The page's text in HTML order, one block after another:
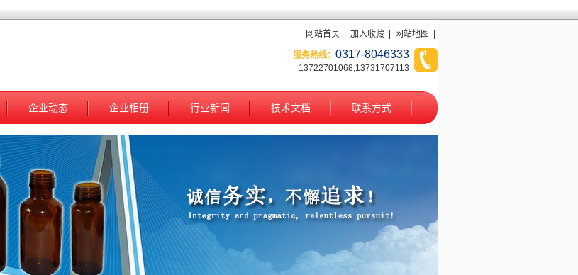
网站首页 加入收藏 网站地图
服务热线： 0317-8046333
13722701068,13731707113
企业动态 企业相册 行业新闻 技术文档 联系方式